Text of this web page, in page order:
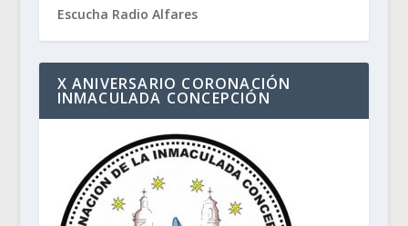
Escucha Radio Alfares
X ANIVERSARIO CORONACIÓN
INMACULADA CONCEPCIÓN